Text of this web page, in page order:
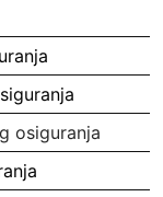
osiguranja